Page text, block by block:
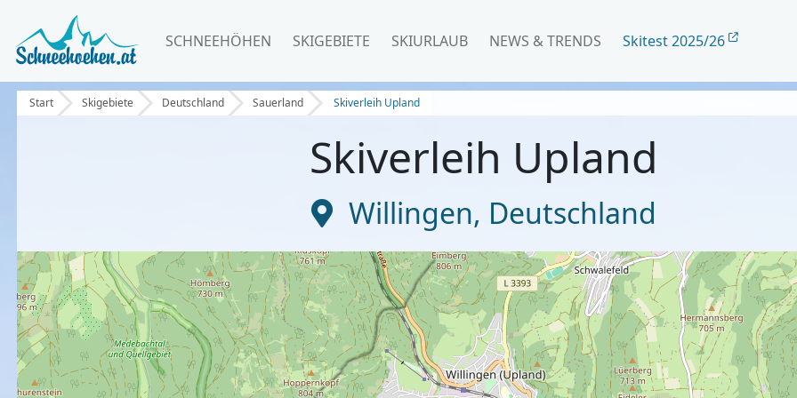
SCHNEEHÖHEN SKIGEBIETE SKIURLAUB NEWS & TRENDS Skitest 2025/26
Start Skigebiete Deutschland Sauerland Skiverleih Upland
Skiverleih Upland
Willingen, Deutschland